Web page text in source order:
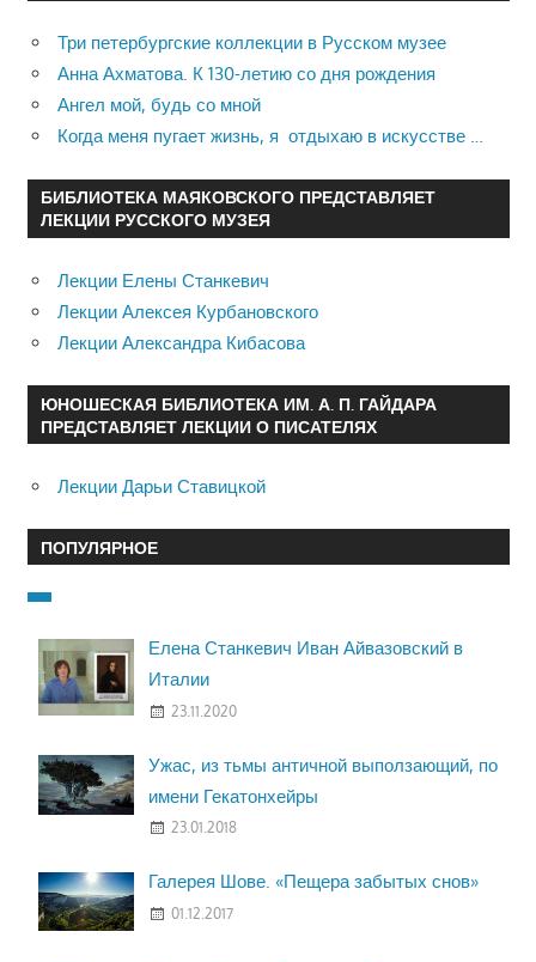
Три петербургские коллекции в Русском музее
Анна Ахматова. К 130-летию со дня рождения
Ангел мой, будь со мной
Когда меня пугает жизнь, я отдыхаю в искусстве …
БИБЛИОТЕКА МАЯКОВСКОГО ПРЕДСТАВЛЯЕТ
ЛЕКЦИИ РУССКОГО МУЗЕЯ
Лекции Елены Станкевич
Лекции Алексея Курбановского
Лекции Александра Кибасова
ЮНОШЕСКАЯ БИБЛИОТЕКА ИМ. А. П. ГАЙДАРА
ПРЕДСТАВЛЯЕТ ЛЕКЦИИ О ПИСАТЕЛЯХ
Лекции Дарьи Ставицкой
ПОПУЛЯРНОЕ
Елена Станкевич Иван Айвазовский в
Италии
23.11.2020
Ужас, из тьмы античной выползающий, по
имени Гекатонхейры
23.01.2018
Галерея Шове. «Пещера забытых снов»
01.12.2017